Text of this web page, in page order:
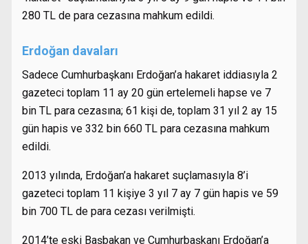
280 TL de para cezasına mahkum edildi.
Erdoğan davaları
Sadece Cumhurbaşkanı Erdoğan’a hakaret iddiasıyla 2
gazeteci toplam 11 ay 20 gün ertelemeli hapse ve 7
bin TL para cezasına; 61 kişi de, toplam 31 yıl 2 ay 15
gün hapis ve 332 bin 660 TL para cezasına mahkum
edildi.
2013 yılında, Erdoğan’a hakaret suçlamasıyla 8’i
gazeteci toplam 11 kişiye 3 yıl 7 ay 7 gün hapis ve 59
bin 700 TL de para cezası verilmişti.
2014’te eski Başbakan ve Cumhurbaşkanı Erdoğan’a